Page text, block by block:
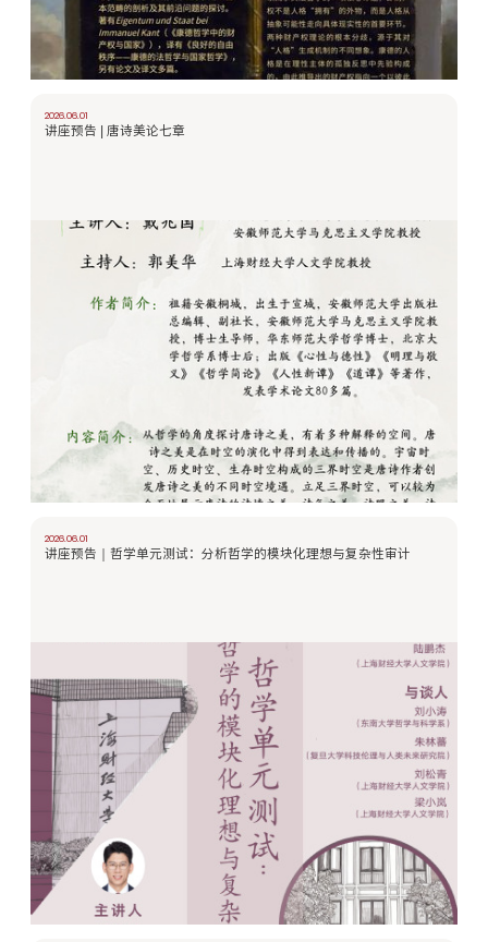
2026.06.01
讲座预告 | 唐诗美论七章
2026.06.01
讲座预告｜哲学单元测试：分析哲学的模块化理想与复杂性审计